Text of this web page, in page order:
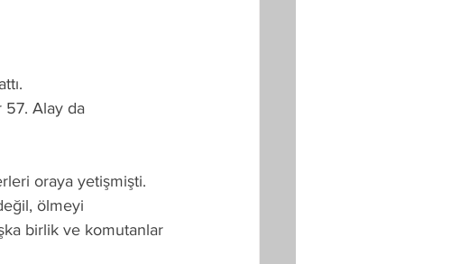
57. Alay da
oraya yetişmişti.
ölmeyi
birlik ve komutanlar